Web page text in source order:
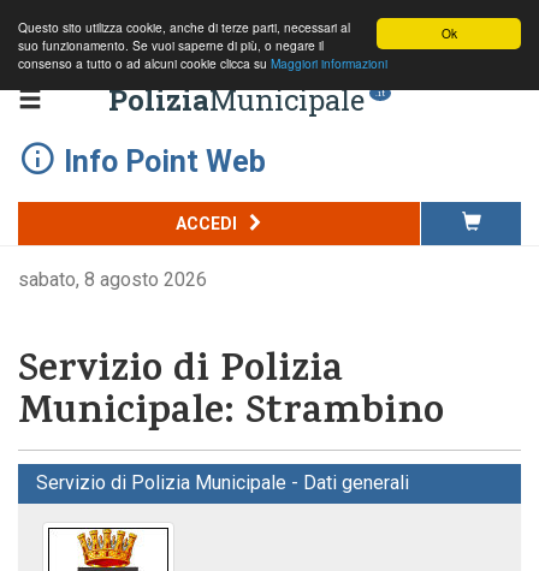
Ok
Questo sito utilizza cookie, anche di terze parti, necessari al
suo funzionamento. Se vuoi saperne di più, o negare il
consenso a tutto o ad alcuni cookie clicca su Maggiori informazioni
PoliziaMunicipale .it
Info Point Web
ACCEDI
sabato, 8 agosto 2026
Servizio di Polizia
Municipale: Strambino
Servizio di Polizia Municipale - Dati generali